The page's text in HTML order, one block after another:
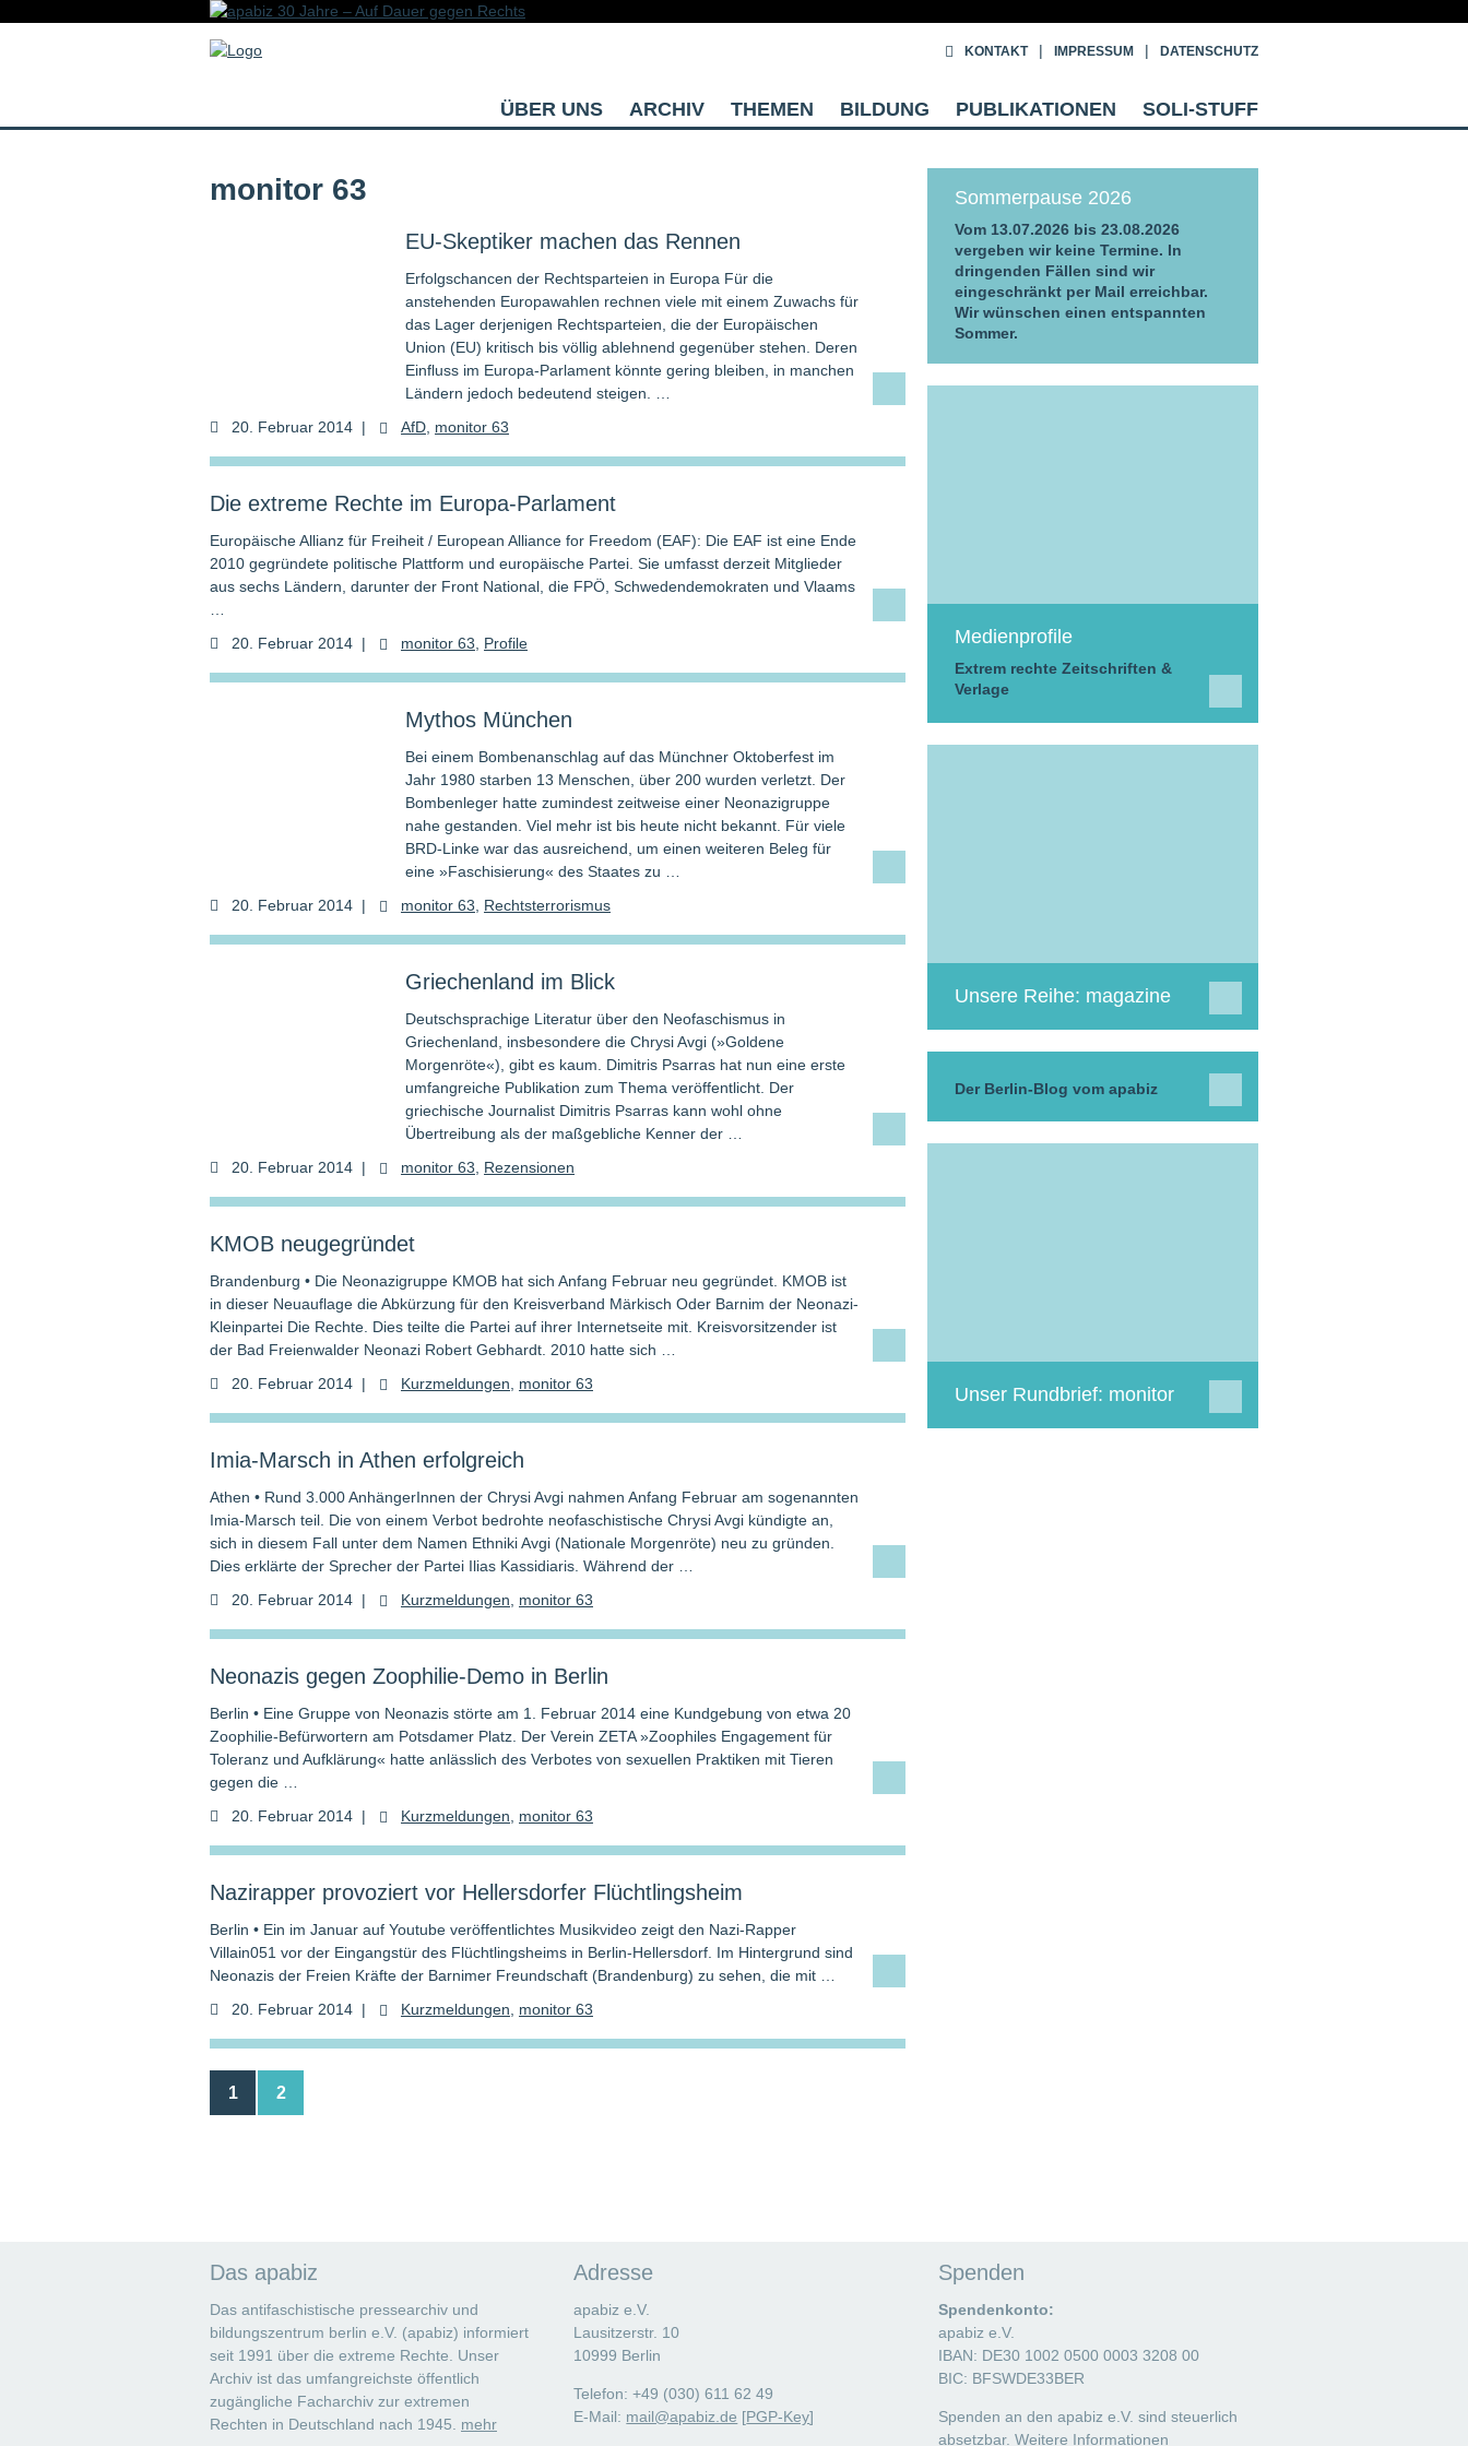
ÜBER UNS ARCHIV THEMEN BILDUNG PUBLIKATIONEN SOLI-STUFF
KONTAKT IMPRESSUM DATENSCHUTZ
monitor 63
EU-Skeptiker machen das Rennen
Erfolgschancen der Rechtsparteien in Europa Für die
anstehenden Europawahlen rechnen viele mit einem Zuwachs für
das Lager derjenigen Rechtsparteien, die der Europäischen
Union (EU) kritisch bis völlig ablehnend gegenüber stehen. Deren
Einfluss im Europa-Parlament könnte gering bleiben, in manchen
Ländern jedoch bedeutend steigen. …
20. Februar 2014 | AfD monitor 63
Die extreme Rechte im Europa-Parlament
Europäische Allianz für Freiheit / European Alliance for Freedom (EAF): Die EAF ist eine Ende
2010 gegründete politische Plattform und europäische Partei. Sie umfasst derzeit Mitglieder
aus sechs Ländern, darunter der Front National, die FPÖ, Schwedendemokraten und Vlaams
20. Februar 2014 | monitor 63 Profile
Mythos München
Bei einem Bombenanschlag auf das Münchner Oktoberfest im
Jahr 1980 starben 13 Menschen, über 200 wurden verletzt. Der
Bombenleger hatte zumindest zeitweise einer Neonazigruppe
nahe gestanden. Viel mehr ist bis heute nicht bekannt. Für viele
BRD-Linke war das ausreichend, um einen weiteren Beleg für
eine »Faschisierung« des Staates zu …
20. Februar 2014 | monitor 63 Rechtsterrorismus
Griechenland im Blick
Deutschsprachige Literatur über den Neofaschismus in
Griechenland, insbesondere die Chrysi Avgi (»Goldene
Morgenröte«), gibt es kaum. Dimitris Psarras hat nun eine erste
umfangreiche Publikation zum Thema veröffentlicht. Der
griechische Journalist Dimitris Psarras kann wohl ohne
Übertreibung als der maßgebliche Kenner der …
20. Februar 2014 | monitor 63 Rezensionen
KMOB neugegründet
Brandenburg • Die Neonazigruppe KMOB hat sich Anfang Februar neu gegründet. KMOB ist
in dieser Neuauflage die Abkürzung für den Kreisverband Märkisch Oder Barnim der Neonazi-
Kleinpartei Die Rechte. Dies teilte die Partei auf ihrer Internetseite mit. Kreisvorsitzender ist
der Bad Freienwalder Neonazi Robert Gebhardt. 2010 hatte sich …
20. Februar 2014 | Kurzmeldungen monitor 63
Imia-Marsch in Athen erfolgreich
Athen • Rund 3.000 AnhängerInnen der Chrysi Avgi nahmen Anfang Februar am sogenannten
Imia-Marsch teil. Die von einem Verbot bedrohte neofaschistische Chrysi Avgi kündigte an,
sich in diesem Fall unter dem Namen Ethniki Avgi (Nationale Morgenröte) neu zu gründen.
Dies erklärte der Sprecher der Partei Ilias Kassidiaris. Während der …
20. Februar 2014 | Kurzmeldungen monitor 63
Neonazis gegen Zoophilie-Demo in Berlin
Berlin • Eine Gruppe von Neonazis störte am 1. Februar 2014 eine Kundgebung von etwa 20
Zoophilie-Befürwortern am Potsdamer Platz. Der Verein ZETA »Zoophiles Engagement für
Toleranz und Aufklärung« hatte anläss­lich des Verbotes von sexuellen Praktiken mit Tieren
gegen die …
20. Februar 2014 | Kurzmeldungen monitor 63
Nazirapper provoziert vor Hellersdorfer Flüchtlingsheim
Berlin • Ein im Januar auf Youtube veröffentlichtes Musikvideo zeigt den Nazi-Rapper
Villain051 vor der Eingangstür des Flüchtlingsheims in Berlin-Hellersdorf. Im Hintergrund sind
Neonazis der Freien Kräfte der Barnimer Freundschaft (Brandenburg) zu sehen, die mit …
20. Februar 2014 | Kurzmeldungen monitor 63
1 2
Sommerpause 2026
Vom 13.07.2026 bis 23.08.2026
vergeben wir keine Termine. In
dringenden Fällen sind wir
eingeschränkt per Mail erreichbar.
Wir wünschen einen entspannten
Sommer.
Medienprofile
Extrem rechte Zeitschriften &
Verlage
Unsere Reihe: magazine
Der Berlin-Blog vom apabiz
Unser Rundbrief: monitor
Das apabiz
Das antifaschistische pressearchiv und
bildungszentrum berlin e.V. (apabiz) informiert
seit 1991 über die extreme Rechte. Unser
Archiv ist das umfangreichste öffentlich
zugängliche Facharchiv zur extremen
Rechten in Deutschland nach 1945. mehr
Adresse
apabiz e.V.
Lausitzerstr. 10
10999 Berlin
Telefon: +49 (030) 611 62 49
E-Mail: mail@apabiz.de [PGP-Key]
Spenden
Spendenkonto:
apabiz e.V.
IBAN: DE30 1002 0500 0003 3208 00
BIC: BFSWDE33BER
Spenden an den apabiz e.V. sind steuerlich
absetzbar. Weitere Informationen